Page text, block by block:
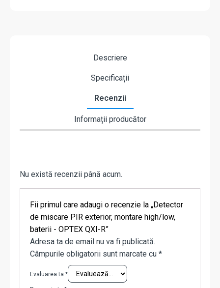
Descriere
Specificații
Recenzii
Informații producător
Nu există recenzii până acum.
Fii primul care adaugi o recenzie la „Detector
de miscare PIR exterior, montare high/low,
baterii - OPTEX QXI-R”
Adresa ta de email nu va fi publicată.
Câmpurile obligatorii sunt marcate cu *
Evaluarea ta *